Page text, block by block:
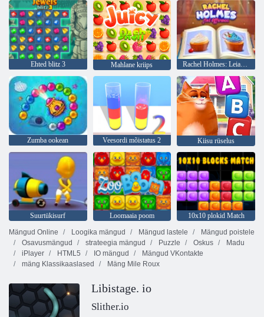
Ehted blitz 3 Mahlane kriips
Zumba ookean Veesordi mõistatus 2 Kiisu rüselus
Suurtükisurf Loomaaia poom
10x10 plokid Match
Mängud Online
Loogika mängud Mängud lastele
Mängud poistele
Osavusmängud
strateegia mängud Puzzle Oskus
Madu
iPlayer
HTML5 IO mängud
Mängud VKontakte
mäng Klassikaaslased
Mäng Mile Roux
Libistage. io
Slither.io